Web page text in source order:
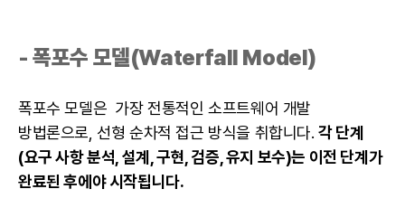
- 폭포수 모델(Waterfall Model)
폭포수 모델은 가장 전통적인 소프트웨어 개발
방법론으로, 선형 순차적 접근 방식을 취합니다.각 단계
(요구 사항 분석, 설계, 구현, 검증, 유지 보수)는 이전 단계가
완료된 후에야 시작됩니다.